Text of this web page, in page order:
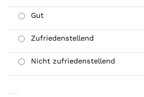
Gut
Zufriedenstellend
Nicht zufriedenstellend